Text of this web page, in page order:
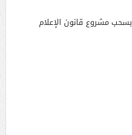
بسحب مشروع قانون الإعلام